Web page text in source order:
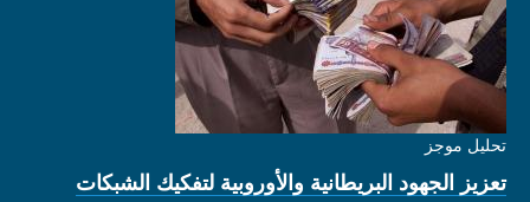
تحليل موجز
تعزيز الجهود البريطانية والأوروبية لتفكيك الشبكات